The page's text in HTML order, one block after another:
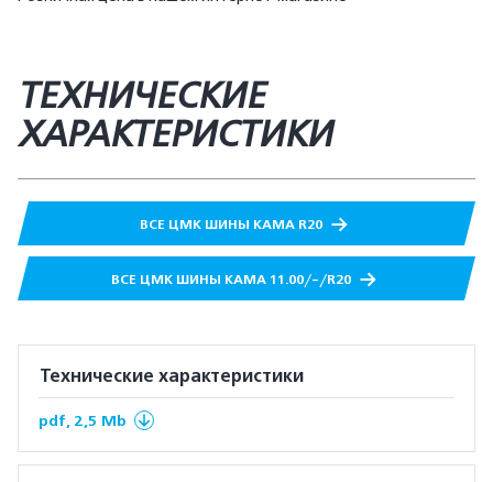
ТЕХНИЧЕСКИЕ
ХАРАКТЕРИСТИКИ
ВСЕ ЦМК ШИНЫ КАМА R20
ВСЕ ЦМК ШИНЫ КАМА 11.00/-/R20
Технические характеристики
pdf, 2,5 Mb